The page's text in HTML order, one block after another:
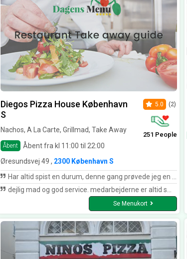
Diegos Pizza House København
S
Nachos, A La Carte, Grillmad, Take Away
Åbent Åbent fra kl 11:00 til 22:00
5.0 (2)
251 People
Øresundsvej 49 , 2300 København S
Har altid spist en durum, denne gang prøvede jeg en pizza sandwich og jeg må da sige jeg er positivt overrasket
dejlig mad og god service. medarbejderne er altid smilende og imødekommende :)
Se Menukort